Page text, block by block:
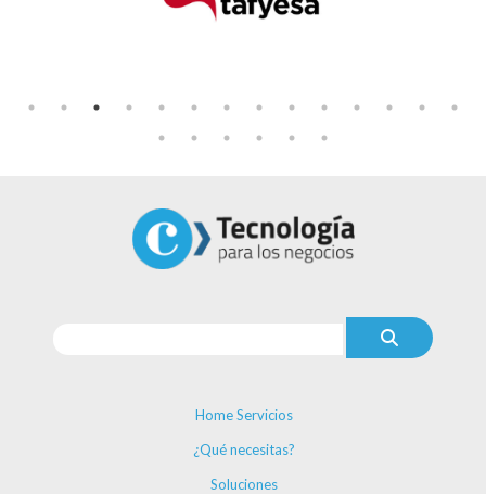
Home Servicios
¿Qué necesitas?
Soluciones